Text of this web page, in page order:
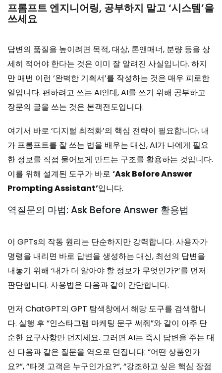
프롬프트 엔지니어링, 공부하지 말고 ‘시스템’을
쓰세요
답변의 품질을 높이려면 목적, 대상, 톤앤매너, 분량 등을 상
세히 적어야 한다는 것은 이미 잘 알려진 사실입니다. 하지
만 매번 이런 ‘완벽한 기획서’를 작성하는 것은 매우 피로한
일입니다. 편하려고 쓰는 AI인데, AI를 쓰기 위해 공부하고
장문의 글을 쓰는 것은 본객전도입니다.
여기서 바로 ‘디지털 최적화’의 핵심 전략이 필요합니다. 내
가 프롬프트를 잘 쓰는 법을 배우는 대신, AI가 나에게 필요
한 정보를 직접 물어보게 만드는 구조를 활용하는 것입니다.
이를 위해 설계된 도구가 바로 ‘Ask Before Answer
Prompting Assistant’입니다.
역질문의 마법: Ask Before Answer 활용법
이 GPTs의 작동 원리는 단순하지만 강력합니다. 사용자가
명령을 내리면 바로 답변을 생성하는 대신, 최선의 답변을
내놓기 위해 ‘내가 더 알아야 할 정보가 무엇인가?’를 먼저
판단합니다. 사용법은 다음과 같이 간단합니다.
먼저 ChatGPT의 GPT 탐색창에서 해당 도구를 검색합니
다. 실행 후 “인스타그램 마케팅 문구 써줘”와 같이 아주 단
순한 요구사항만 던지세요. 그러면 AI는 즉시 답변을 주는 대
신 다음과 같은 질문을 역으로 던집니다: “어떤 상품인가
요?”, “타겟 고객은 누구인가요?”, “강조하고 싶은 핵심 장점